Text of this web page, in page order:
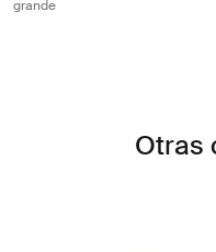
grande
Otras